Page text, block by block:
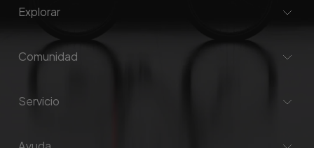
Explorar
Comunidad
Servicio